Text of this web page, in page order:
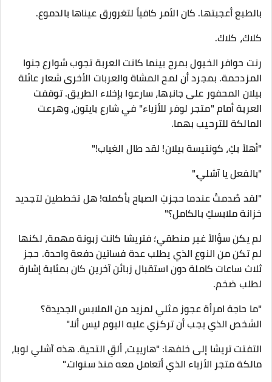
بالطبع أعجبتها. كان الأمر كافياً لتغرورق عيناها بالدموع.
​كلاك، كلاك.
رنت حوافر الخيول بمرح بينما كانت العربة تجوب شوارع جنوا
المزدحمة. بمجرد أن لمح المشاة والعربات الأخرى شعار عائلة
بيلان المحفور على جانبها، سارعوا بإخلاء الطريق. توقفت
العربة أمام "متجر لوفر للأزياء" في شارع بايتون، وهرعت
المالكة للترحيب بهما.
​"أهلاً بكِ، كونتيسة بيلان! لقد طال الغياب!"
"بالفعل يا آشلي."
"لقد صُدمتُ عندما حجزتِ الصباح بأكمله! هل تخططين لتجديد
خزانة ملابسكِ بالكامل؟"
لم يكن سؤالاً غير منطقي؛ فتريشا كانت زبونة مهمة، لكنها
لم تكن من النوع الذي يطلب عدة فساتين دفعة واحدة. حجز
ثلاث ساعات كاملة دون استقبال زبائن آخرين كان بمثابة إشارة
لطلب ضخم.
​"ما حاجة امرأة عجوز مثلي لمزيد من الملابس الجديدة؟
الشخص الذي يجب أن تركزي عليه اليوم ليس أنا."
التفتت تريشا إلى خلفها: "هارييت، ألقِ التحية. هذه آشلي لوبا،
مالكة متجر الأزياء الذي أتعامل معه منذ سنوات."